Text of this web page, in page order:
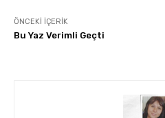
ÖNCEKI İÇERIK
Bu Yaz Verimli Geçti